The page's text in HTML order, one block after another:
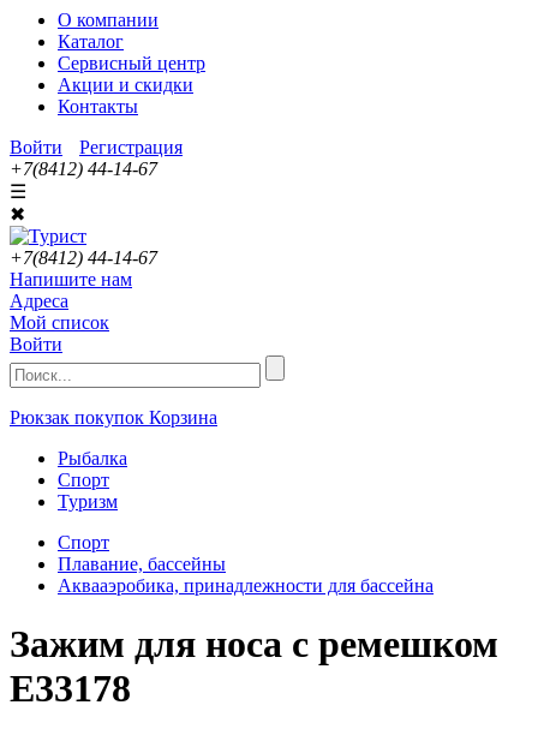
О компании
Каталог
Сервисный центр
Акции и скидки
Контакты
Войти
Регистрация
+7(8412) 44-14-67
☰
✖
+7(8412) 44-14-67
Напишите нам
Адреса
Мой список
Войти
Рюкзак покупок Корзина
Рыбалка
Спорт
Туризм
Спорт
Плавание, бассейны
Аквааэробика, принадлежности для бассейна
Зажим для носа с ремешком
E33178